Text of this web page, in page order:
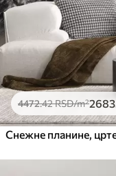
4472.42RSD/m²2683